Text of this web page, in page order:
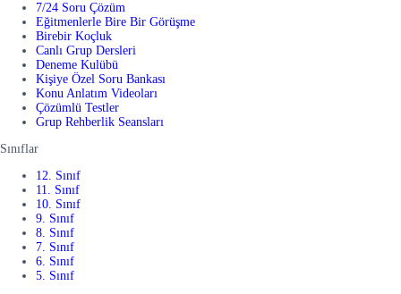
7/24 Soru Çözüm
Eğitmenlerle Bire Bir Görüşme
Birebir Koçluk
Canlı Grup Dersleri
Deneme Kulübü
Kişiye Özel Soru Bankası
Konu Anlatım Videoları
Çözümlü Testler
Grup Rehberlik Seansları
Sınıflar
12. Sınıf
11. Sınıf
10. Sınıf
9. Sınıf
8. Sınıf
7. Sınıf
6. Sınıf
5. Sınıf